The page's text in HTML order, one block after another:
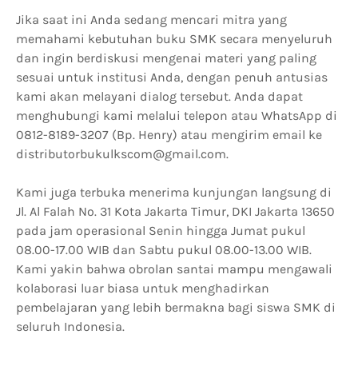
Jika saat ini Anda sedang mencari mitra yang
memahami kebutuhan buku SMK secara menyeluruh
dan ingin berdiskusi mengenai materi yang paling
sesuai untuk institusi Anda, dengan penuh antusias
kami akan melayani dialog tersebut. Anda dapat
menghubungi kami melalui telepon atau WhatsApp di
0812-8189-3207 (Bp. Henry) atau mengirim email ke
distributorbukulkscom@gmail.com.
Kami juga terbuka menerima kunjungan langsung di
Jl. Al Falah No. 31 Kota Jakarta Timur, DKI Jakarta 13650
pada jam operasional Senin hingga Jumat pukul
08.00-17.00 WIB dan Sabtu pukul 08.00-13.00 WIB.
Kami yakin bahwa obrolan santai mampu mengawali
kolaborasi luar biasa untuk menghadirkan
pembelajaran yang lebih bermakna bagi siswa SMK di
seluruh Indonesia.